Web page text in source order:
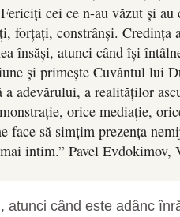
cei ce n-au văzut și au
forțați, constrânși. Credința
însăși, atunci când își
și primește Cuvântul lui
a adevărului, a realităților
orice mediație,
face să simțim prezența
intim.” Pavel Evdokimov,
atunci când este adânc